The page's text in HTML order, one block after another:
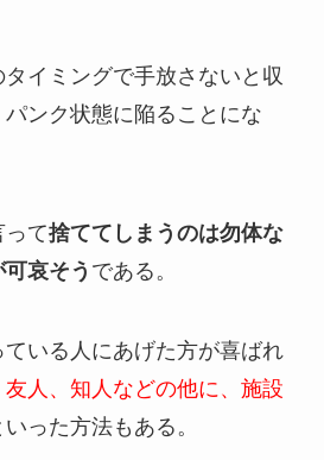
イミングで手放さないと収
ンク状態に陥ることにな
て捨ててしまうのは勿体な
哀そう である。
いる人にあげた方が喜ばれ
友人、知人などの他に、施設
いった方法もある。